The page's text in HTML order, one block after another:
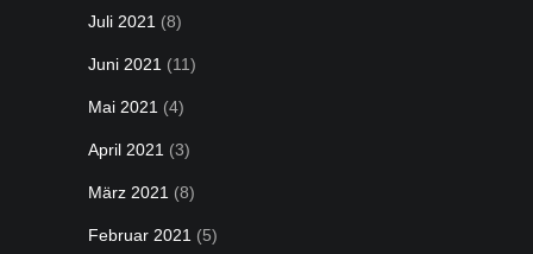
Juli 2021 (8)
Juni 2021 (11)
Mai 2021 (4)
April 2021 (3)
März 2021 (8)
Februar 2021 (5)